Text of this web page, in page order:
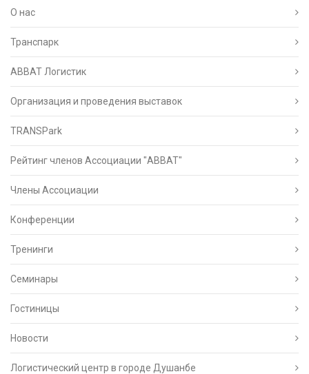
О нас
Транспарк
ABBAT Логистик
Организация и проведения выставок
TRANSPark
Рейтинг членов Ассоциации "АВВАТ"
Члены Ассоциации
Конференции
Тренинги
Семинары
Гостиницы
Новости
Логистический центр в городе Душанбе